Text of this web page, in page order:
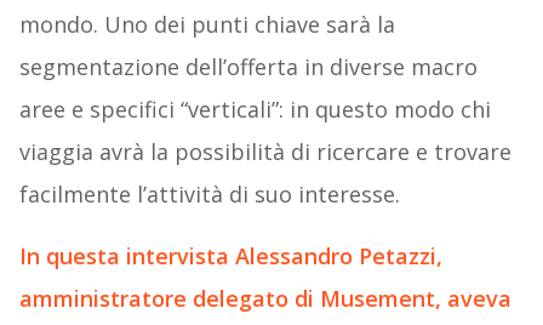
mondo. Uno dei punti chiave sarà la
segmentazione dell’offerta in diverse macro
aree e specifici “verticali”: in questo modo chi
viaggia avrà la possibilità di ricercare e trovare
facilmente l’attività di suo interesse.
In questa intervista Alessandro Petazzi,
amministratore delegato di Musement, aveva